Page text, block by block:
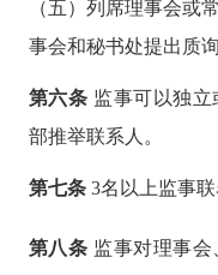
（五）列席理事会或
事会和秘书处提出质询
第六条 监事可以独
部推举联系人。
第七条 3名以上监事
第八条 监事对理事